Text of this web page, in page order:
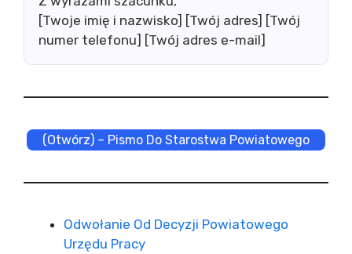
[Twoje imię i nazwisko] [Twój adres] [Twój
numer telefonu] [Twój adres e-mail]
(Otwórz) – Pismo Do Starostwa Powiatowego
Odwołanie Od Decyzji Powiatowego
Urzędu Pracy